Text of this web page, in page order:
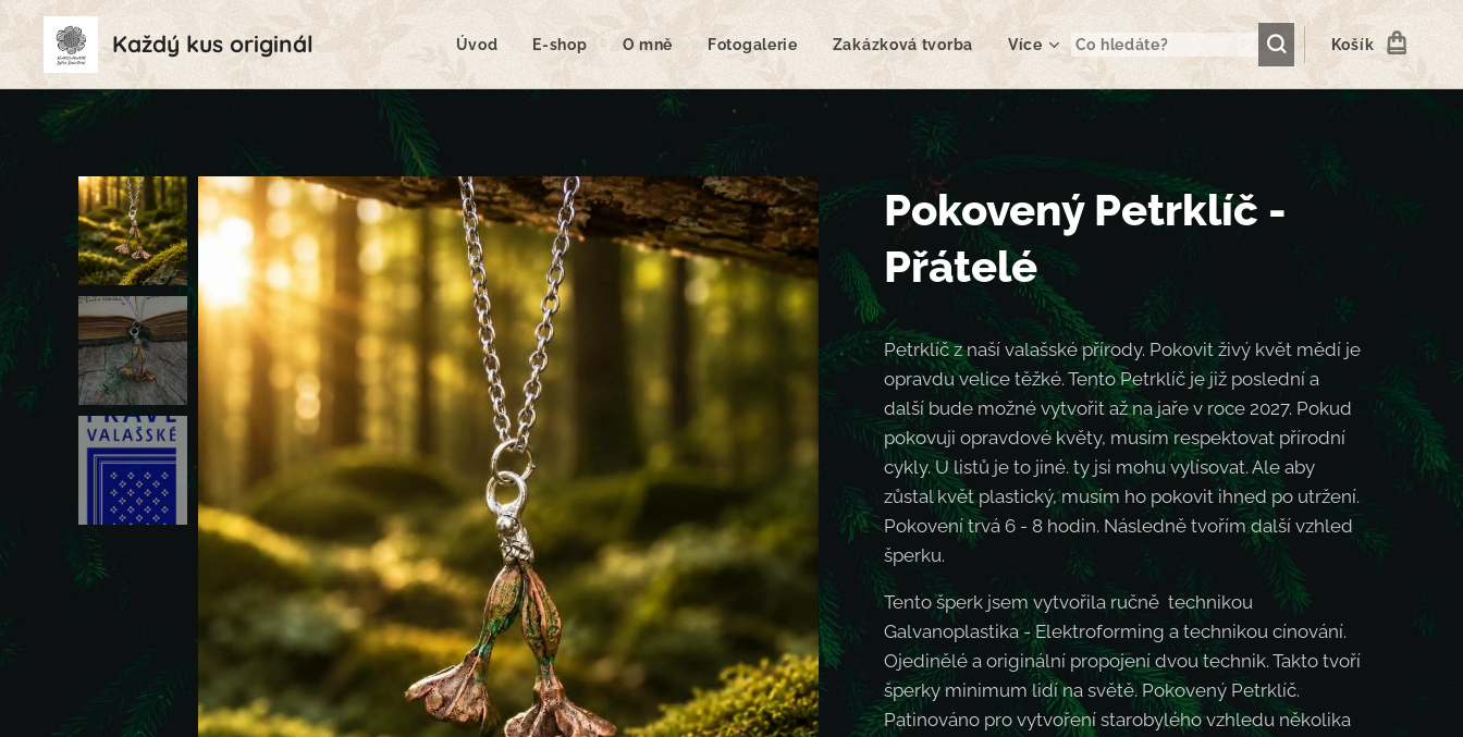
Každý kus originál Úvod E-shop O mně Fotogalerie Zakázková tvorba Více Košík
Pokovený Petrklíč -
Přátelé
Petrklíč z naší valašské přírody. Pokovit živý květ mědí je
opravdu velice těžké. Tento Petrklíč je již poslední a
další bude možné vytvořit až na jaře v roce 2027. Pokud
pokovuji opravdové květy, musím respektovat přírodní
cykly. U listů je to jiné. ty jsi mohu vylísovat. Ale aby
zůstal květ plastický, musím ho pokovit ihned po utržení.
Pokovení trvá 6 - 8 hodin. Následně tvořím další vzhled
šperku.
Tento šperk jsem vytvořila ručně technikou
Galvanoplastika - Elektroforming a technikou cínování.
Ojedinělé a originální propojení dvou technik. Takto tvoří
šperky minimum lidí na světě. Pokovený Petrklíč.
Patinováno pro vytvoření starobylého vzhledu několika